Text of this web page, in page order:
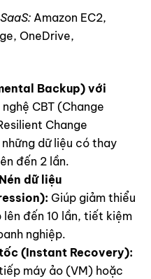
Amazon EC2,
OneDrive,
Backup) với
CBT (Change
Change
dữ liệu có thay
đến 2 lần.
dữ liệu
Giúp giảm thiểu
đến 10 lần, tiết kiệm
nghiệp.
(Instant Recovery):
máy ảo (VM) hoặc